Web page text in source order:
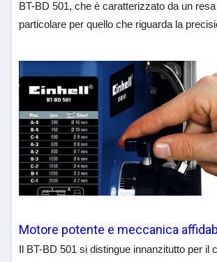
BT-BD 501, che è caratterizzato da un
particolare per quello che riguarda la
Motore potente e meccanica
Il BT-BD 501 si distingue innanzitutto per il